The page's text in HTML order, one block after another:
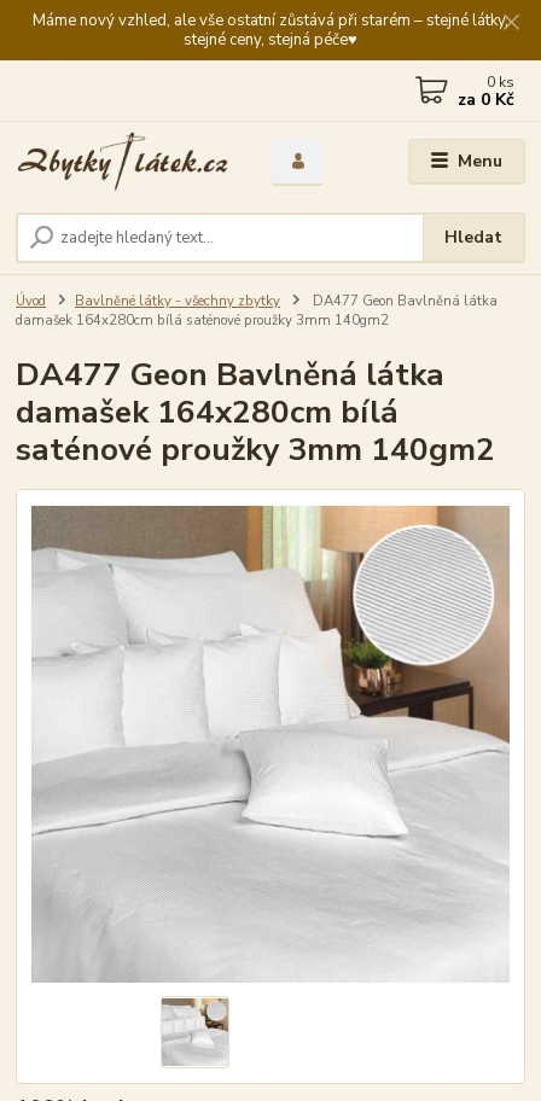
Máme nový vzhled, ale vše ostatní zůstává při starém – stejné látky,
stejné ceny, stejná péče♥️
Menu
Hledat
0 ks
za 0 Kč
Úvod Bavlněné látky - všechny zbytky
DA477 Geon Bavlněná látka
damašek 164x280cm bílá saténové proužky 3mm 140gm2
DA477 Geon Bavlněná látka
damašek 164x280cm bílá
saténové proužky 3mm 140gm2